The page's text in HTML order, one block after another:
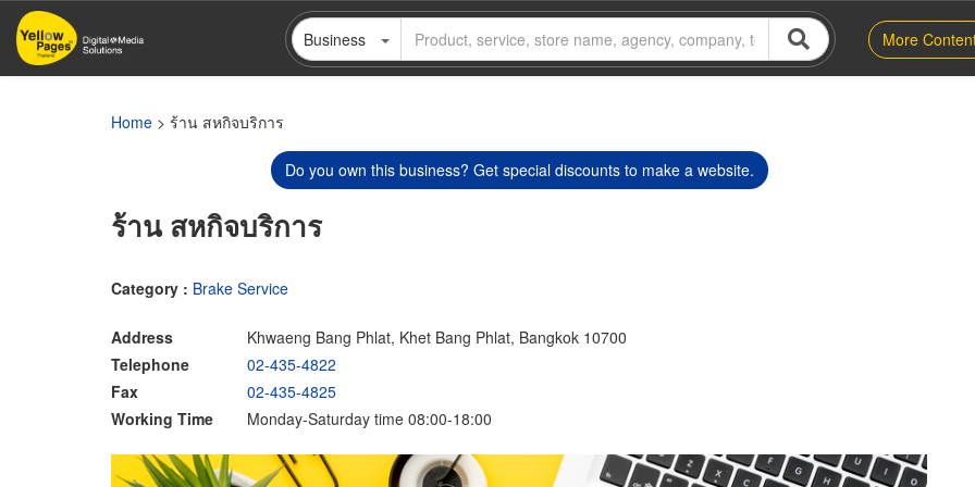
Skip
main
Business More
Home > ร้าน สหกิจบริการ
Do you own this business? Get special discounts to make a website.
ร้าน สหกิจบริการ
Category : Brake Service
Address
Khwaeng Bang Phlat, Khet Bang Phlat, Bangkok 10700
Telephone
02-435-4822
Fax
02-435-4825
Working Time
Monday-Saturday time 08:00-18:00